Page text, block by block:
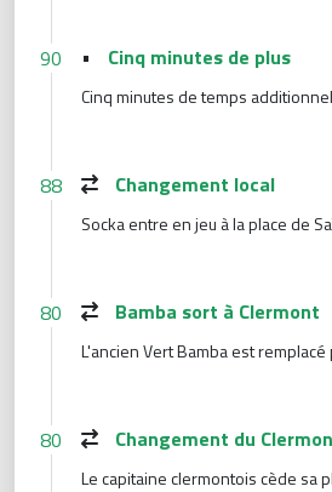
90 • Cinq minutes de plus
Cinq minutes de temps
88 Changement local
Socka entre en jeu à la place de
80 Bamba sort à Clermont
L'ancien Vert Bamba est remplacé
80 Changement du
Le capitaine clermontois cède sa